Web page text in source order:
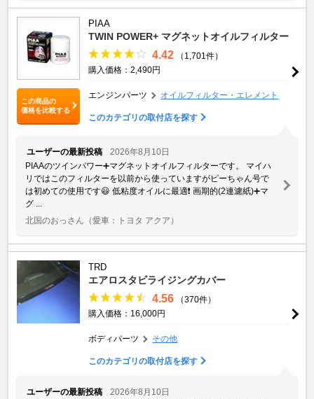
この商品の
価格を比較する
PIAA
TWIN POWER+ マグネットオイルフィルター
4.42
（1,701件）
購入価格：2,490円
エンジンパーツ オイルフィルター・エレメント
このカテゴリの取付店を探す
ユーザーの最新投稿
2026年8月10日
PIAAのツインパワー➕マグネットオイルフィルターです。 マイハ
リではこのフィルターを以前から使っていますがピーちゃん号で
は初めての使用です😃 低粘度オイルに最適❗️ 画期的(2連濾紙)➕マ
グ ...
北国のおっさん （愛車：トヨタ アクア）
TRD
エアロスタビライジングカバー
4.56
（370件）
購入価格：16,000円
ボディパーツ その他
このカテゴリの取付店を探す
ユーザーの最新投稿
2026年8月10日